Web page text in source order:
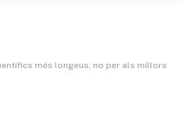
més longeus, no per als millors